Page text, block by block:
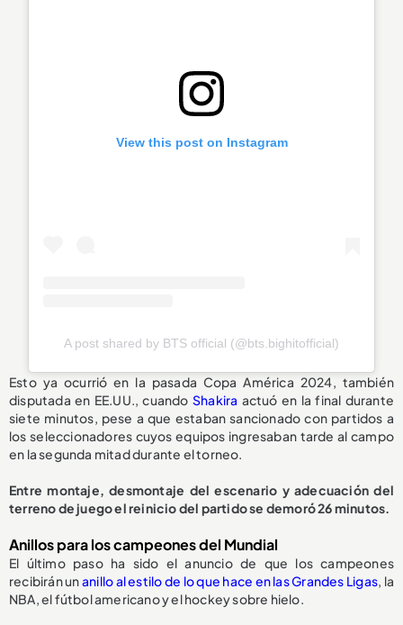
View this post on Instagram
A post shared by BTS official (@bts.bighitofficial)
Esto ya ocurrió en la pasada Copa América 2024, también
disputada en EE.UU., cuando Shakira actuó en la final durante
siete minutos, pese a que estaban sancionado con partidos a
los seleccionadores cuyos equipos ingresaban tarde al campo
en la segunda mitad durante el torneo.
Entre montaje, desmontaje del escenario y adecuación del
terreno de juego el reinicio del partido se demoró 26 minutos.
Anillos para los campeones del Mundial
El último paso ha sido el anuncio de que los campeones
recibirán unanillo al estilo de lo que hace en las Grandes Ligas, la
NBA, el fútbol americano y el hockey sobre hielo.